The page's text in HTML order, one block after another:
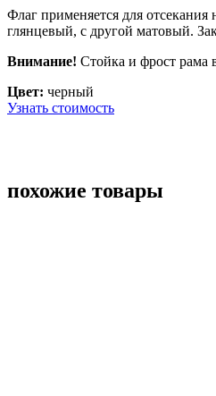
Флаг применяется для отсекания
глянцевый, с другой матовый.
Внимание! Стойка и фрост рама
Цвет: черный
Узнать стоимость
похожие товары